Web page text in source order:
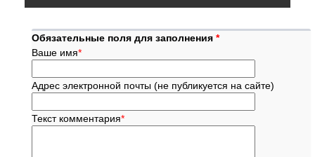
Обязательные поля для заполнения *
Ваше имя*
Адрес электронной почты (не публикуется на сайте)
Текст комментария*